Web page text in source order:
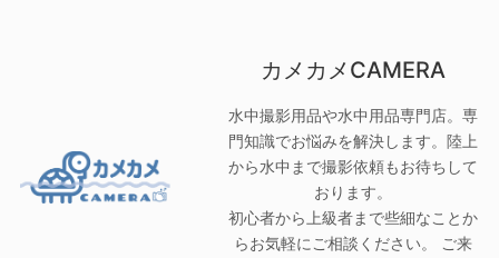
カメカメCAMERA
水中撮影用品や水中用品専門店。専
門知識でお悩みを解決します。陸上
から水中まで撮影依頼もお待ちして
おります。
初心者から上級者まで些細なことか
らお気軽にご相談ください。 ご来